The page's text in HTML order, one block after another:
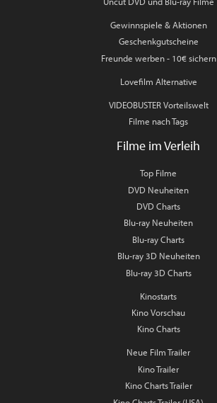
Gewinnspiele & Aktionen
Geschenkgutscheine
Freunde werben - 10€ sichern
Lovefilm Alternative
VIDEOBUSTER Vorteilswelt
Filme nach Tags
Filme im Verleih
Top Filme
DVD Neuheiten
DVD Charts
Blu-ray Neuheiten
Blu-ray Charts
Blu-ray 3D Neuheiten
Blu-ray 3D Charts
Kinostarts
Kino Vorschau
Kino Charts
Neue Film Trailer
Kino Trailer
Kino Charts Trailer